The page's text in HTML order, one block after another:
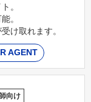
。
。
け取れます。
AGENT
向け